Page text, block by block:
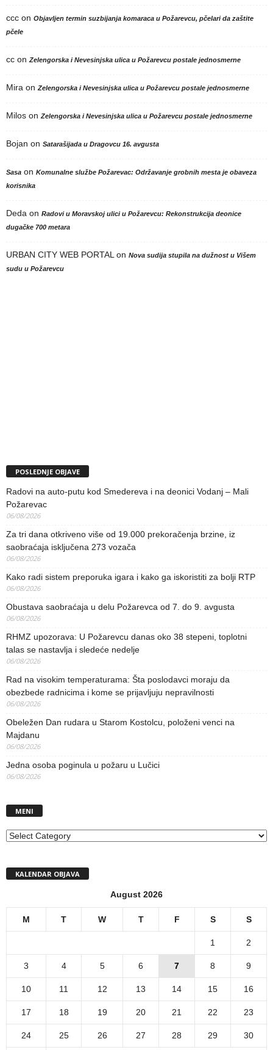
ccc on Objavljen termin suzbijanja komaraca u Požarevcu, pčelari da zaštite
pčele
cc on Zelengorska i Nevesinjska ulica u Požarevcu postale jednosmerne
Mira on Zelengorska i Nevesinjska ulica u Požarevcu postale jednosmerne
Milos on Zelengorska i Nevesinjska ulica u Požarevcu postale jednosmerne
Bojan on Satarašijada u Dragovcu 16. avgusta
Sasa on Komunalne službe Požarevac: Održavanje grobnih mesta je obaveza
korisnika
Deda on Radovi u Moravskoj ulici u Požarevcu: Rekonstrukcija deonice
dugačke 700 metara
URBAN CITY WEB PORTAL on Nova sudija stupila na dužnost u Višem
sudu u Požarevcu
POSLEDNJE OBJAVE
Radovi na auto-putu kod Smedereva i na deonici Vodanj – Mali
Požarevac
06/08/2026
Za tri dana otkriveno više od 19.000 prekoračenja brzine, iz
saobraćaja isključena 273 vozača
06/08/2026
Kako radi sistem preporuka igara i kako ga iskoristiti za bolji RTP
06/08/2026
Obustava saobraćaja u delu Požarevca od 7. do 9. avgusta
06/08/2026
RHMZ upozorava: U Požarevcu danas oko 38 stepeni, toplotni
talas se nastavlja i sledeće nedelje
06/08/2026
Rad na visokim temperaturama: Šta poslodavci moraju da
obezbede radnicima i kome se prijavljuju nepravilnosti
06/08/2026
Obeležen Dan rudara u Starom Kostolcu, položeni venci na
Majdanu
06/08/2026
Jedna osoba poginula u požaru u Lučici
06/08/2026
MENI
MENI
KALENDAR OBJAVA
August 2026
M T W T F S S
1 2
3 4 5 6 7 8 9
10 11 12 13 14 15 16
17 18 19 20 21 22 23
24 25 26 27 28 29 30